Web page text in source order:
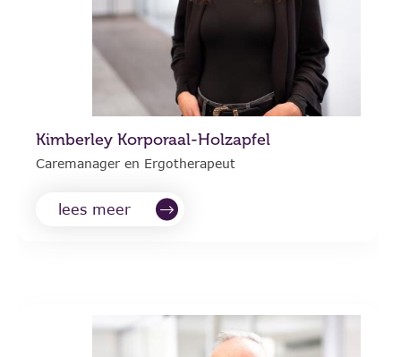
Kimberley Korporaal-Holzapfel
Caremanager en Ergotherapeut
lees meer